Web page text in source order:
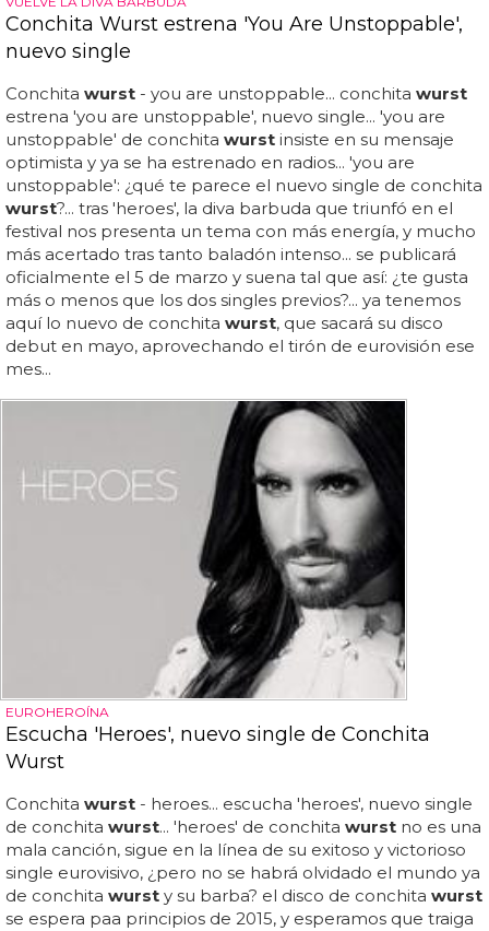
Conchita Wurst estrena 'You Are Unstoppable',
nuevo single
Conchita wurst - you are unstoppable... conchita wurst
estrena 'you are unstoppable', nuevo single... 'you are
unstoppable' de conchita wurst insiste en su mensaje
optimista y ya se ha estrenado en radios... 'you are
unstoppable': ¿qué te parece el nuevo single de conchita
wurst?... tras 'heroes', la diva barbuda que triunfó en el
festival nos presenta un tema con más energía, y mucho
más acertado tras tanto baladón intenso... se publicará
oficialmente el 5 de marzo y suena tal que así: ¿te gusta
más o menos que los dos singles previos?... ya tenemos
aquí lo nuevo de conchita wurst, que sacará su disco
debut en mayo, aprovechando el tirón de eurovisión ese
mes...
EUROHEROÍNA
Escucha 'Heroes', nuevo single de Conchita
Wurst
Conchita wurst - heroes... escucha 'heroes', nuevo single
de conchita wurst... 'heroes' de conchita wurst no es una
mala canción, sigue en la línea de su exitoso y victorioso
single eurovisivo, ¿pero no se habrá olvidado el mundo ya
de conchita wurst y su barba? el disco de conchita wurst
se espera paa principios de 2015, y esperamos que traiga